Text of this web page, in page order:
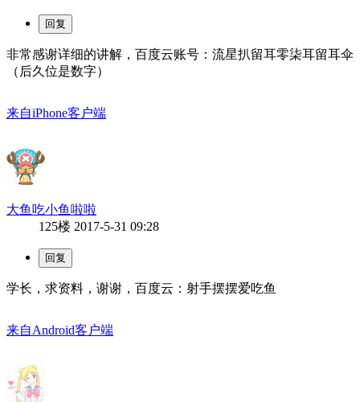
非常感谢详细的讲解，百度云账号：流星扒留耳零柒耳留耳伞
（后久位是数字）
来自iPhone客户端
大鱼吃小鱼啦啦
125楼 2017-5-31 09:28
学长，求资料，谢谢，百度云：射手摆摆爱吃鱼
来自Android客户端